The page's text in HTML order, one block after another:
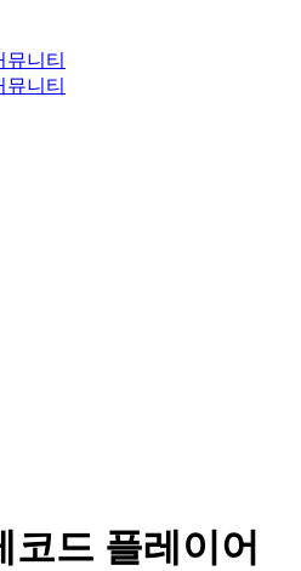
뮤니티
뮤니티
코드 플레이어